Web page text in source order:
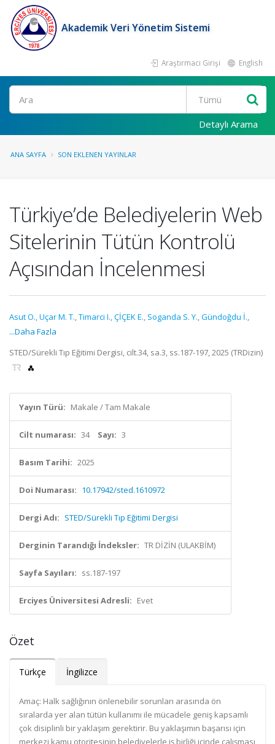
Akademik Veri Yönetim Sistemi
Araştırmacı Girişi English
Ara
Detaylı Arama
ANA SAYFA SON EKLENEN YAYINLAR
Türkiye’de Belediyelerin Web
Sitelerinin Tütün Kontrolü
Açısından İncelenmesi
Asut O.,Uçar M. T.,Timarci I.,ÇİÇEK E., Soganda S. Y.,Gündoğdu İ.,
...Daha Fazla
STED/Sürekli Tıp Eğitimi Dergisi, cilt.34, sa.3, ss.187-197, 2025 (TRDizin)
Yayın Türü: Makale / Tam Makale
Cilt numarası: 34 Sayı: 3
Basım Tarihi: 2025
Doi Numarası: 10.17942/sted.1610972
Dergi Adı: STED/Sürekli Tıp Eğitimi Dergisi
Derginin Tarandığı İndeksler: TR DİZİN (ULAKBİM)
Sayfa Sayıları: ss.187-197
Erciyes Üniversitesi Adresli: Evet
Özet
Türkçe İngilizce
Amaç: Halk sağlığının önlenebilir sorunları arasında ön
sıralarda yer alan tütün kullanımı ile mücadele geniş kapsamlı
çok disiplinli bir yaklaşım gerektirir. Bu yaklaşımın başarısı için
merkezi kamu otoritesinin belediyelerle iş birliği içinde çalışması